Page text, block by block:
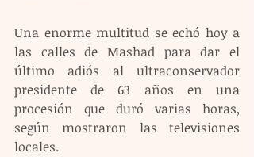
Una enorme multitud se echó hoy a
las calles de Mashad para dar el
último adiós al ultraconservador
presidente de 63 años en una
procesión que duró varias horas,
según mostraron las televisiones
locales.